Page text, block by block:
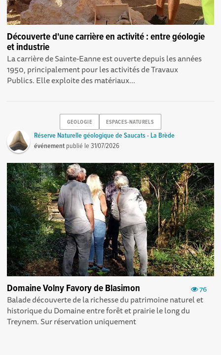
Découverte d'une carrière en activité : entre géologie
et industrie
La carrière de Sainte-Eanne est ouverte depuis les années
1950, principalement pour les activités de Travaux
Publics. Elle exploite des matériaux...
GEOLOGIE ESPACES-NATURELS
Réserve Naturelle géologique de Saucats - La Brède
événement publié le31/07/2026
76
Domaine Volny Favory de Blasimon
Balade découverte de la richesse du patrimoine naturel et
historique du Domaine entre forêt et prairie le long du
Treynem. Sur réservation uniquement